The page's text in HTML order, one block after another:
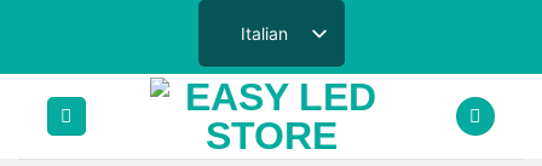
contenuti
Italian